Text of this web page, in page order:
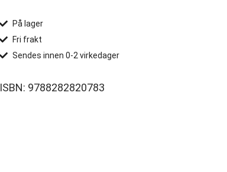
På lager
Fri frakt
Sendes innen 0-2 virkedager
ISBN: 9788282820783